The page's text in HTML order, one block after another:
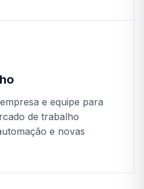
e equipe para
de trabalho
e novas